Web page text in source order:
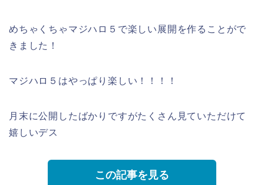
めちゃくちゃマジハロ５で楽しい展開を作ることがで
きました！
マジハロ５はやっぱり楽しい！！！！
月末に公開したばかりですがたくさん見ていただけて
嬉しいデス
この記事を見る